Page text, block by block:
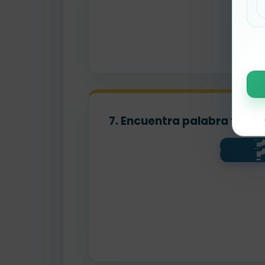
7. Encuentra palabra y